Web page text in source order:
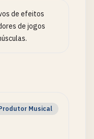
de efeitos
de jogos
Musical